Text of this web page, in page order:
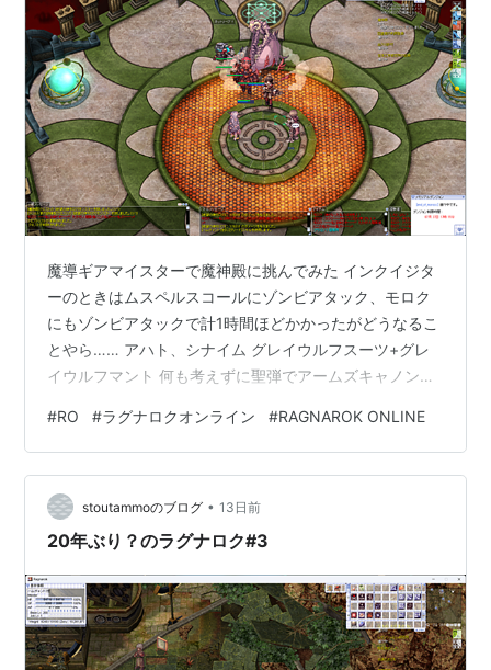
魔導ギアマイスターで魔神殿に挑んでみた インクイジタ
ーのときはムスペルスコールにゾンビアタック、モロク
にもゾンビアタックで計1時間ほどかかったがどうなるこ
とやら…… アハト、シナイム グレイウルフスーツ+グレ
イウルフマント 何も考えずに聖弾でアームズキャノン連
シャピニハ+世界樹のほこり 凍結がダルい＆凍結中にユ
ピテルサンダーくらったっぽくて死にかけた、凍結対策
したいけど水鎧にアンフロというのは聞き覚えがない。
アンフロ聖鎧ってやつでいいのか？ ムスペルスコール ル
シウス+ピオニーマミー のつもりで装備変更忘れたまま
#RO #ラグナロクオンライン #RAGNAROK ONLINE
stoutammoのブログ • 13日前
20年ぶり？のラグナロク#3